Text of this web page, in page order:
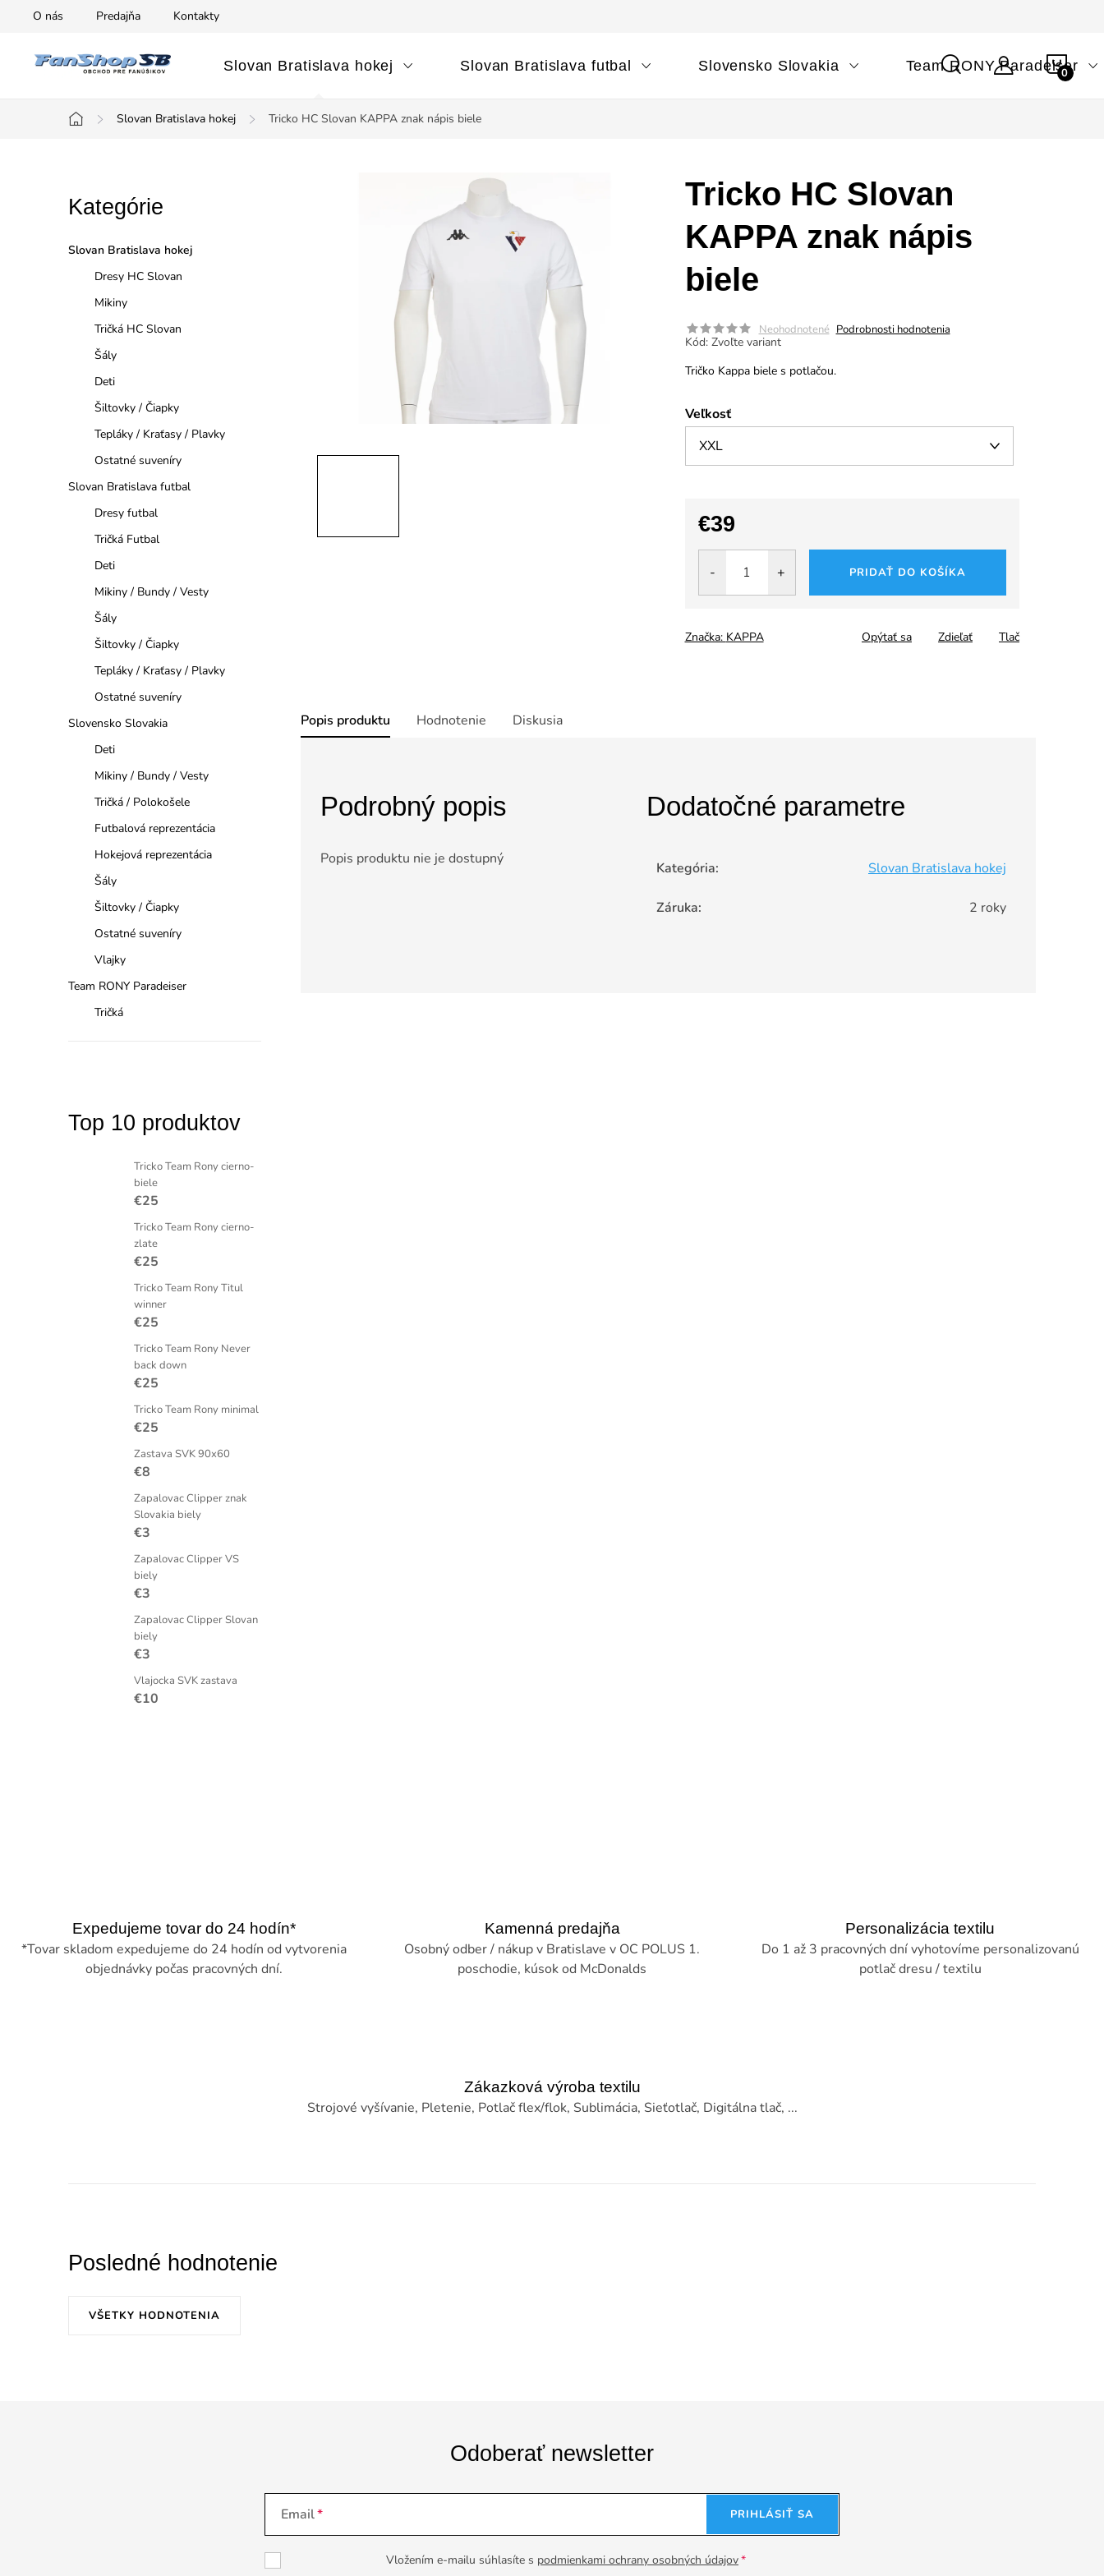
PrejsťO nás Predajňa Kontakty
Slovan Bratislava hokej Slovan Bratislava futbal Slovensko Slovakia Team RONY Paradeiser
Domov
Slovan Bratislava hokej Tricko HC Slovan KAPPA znak nápis biele
o
č
l
Preskočiť
kategórie
Kategórie
Slovan Bratislava hokej
Dresy HC Slovan
Mikiny
Tričká HC Slovan
Šály
Deti
Šiltovky / Čiapky
Tepláky / Kraťasy / Plavky
Ostatné suveníry
Slovan Bratislava futbal
Dresy futbal
Tričká Futbal
Deti
Mikiny / Bundy / Vesty
Šály
Šiltovky / Čiapky
Tepláky / Kraťasy / Plavky
Ostatné suveníry
Slovensko Slovakia
Deti
Mikiny / Bundy / Vesty
Tričká / Polokošele
Futbalová reprezentácia
Hokejová reprezentácia
Šály
Šiltovky / Čiapky
Ostatné suveníry
Vlajky
Team RONY Paradeiser
Tričká
Top 10 produktov
Tricko Team Rony cierno-
biele
€25
Tricko Team Rony cierno-
zlate
€25
Tricko Team Rony Titul
winner
€25
Tricko Team Rony Never
back down
€25
Tricko Team Rony minimal
€25
Zastava SVK 90x60
€8
Zapalovac Clipper znak
Slovakia biely
€3
Zapalovac Clipper VS
biely
€3
Zapalovac Clipper Slovan
biely
€3
Vlajocka SVK zastava
€10
Tricko HC Slovan
KAPPA znak nápis
biele
Neohodnotené Podrobnosti hodnotenia
Kód: Zvoľte variant
Tričko Kappa biele s potlačou.
Veľkosť
€39
Jednotková
PRIDAŤ DO KOŠÍKA
Značka: KAPPA Tlač
Opýtať sa Zdieľať
Popis produktu Hodnotenie Diskusia
Podrobný popis
Popis produktu nie je dostupný
Dodatočné parametre
Kategória: Slovan Bratislava hokej
Záruka: 2 roky
Expedujeme tovar do 24 hodín*
*Tovar skladom expedujeme do 24 hodín od vytvorenia
objednávky počas pracovných dní.
Kamenná predajňa
Osobný odber / nákup v Bratislave v OC POLUS 1.
poschodie, kúsok od McDonalds
Personalizácia textilu
Do 1 až 3 pracovných dní vyhotovíme personalizovanú
potlač dresu / textilu
Zákazková výroba textilu
Strojové vyšívanie, Pletenie, Potlač flex/flok, Sublimácia, Sieťotlač, Digitálna tlač, ...
Posledné hodnotenie
VŠETKY HODNOTENIA
Odoberať newsletter
Email
Vložením e-mailu súhlasíte s podmienkami ochrany osobných údajov
PRIHLÁSIŤ SA